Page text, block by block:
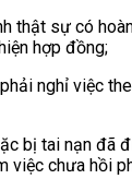
thật sự có
hợp đồng;
nghỉ việc
bị tai nạn đã
việc chưa hồi